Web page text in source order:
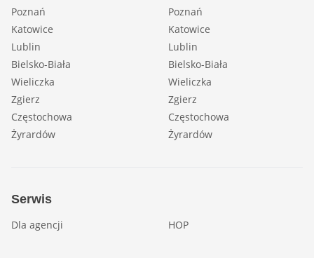
Poznań
Katowice
Lublin
Bielsko-Biała
Wieliczka
Zgierz
Częstochowa
Żyrardów
Poznań
Katowice
Lublin
Bielsko-Biała
Wieliczka
Zgierz
Częstochowa
Żyrardów
Serwis
Dla agencji HOP